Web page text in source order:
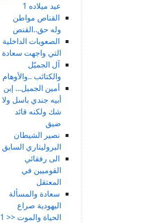
عيد ميلاده 1
القناص مواطن
وله حق..القنص
الصعوبات الداخلية
التي واجهت سعادة
آل الجميّل
والكتائب ..والأوهام
أمين الجميل... إبن
أبيه جندي باسل ولا
شك ولكنه قائد
ضيق
نصير الشيطان
البروليتاري السابق
الى رفقائي
القوميين في
المعتقل
سعادة والمسألة
اليهودية صراع
الحياة والموت << 1